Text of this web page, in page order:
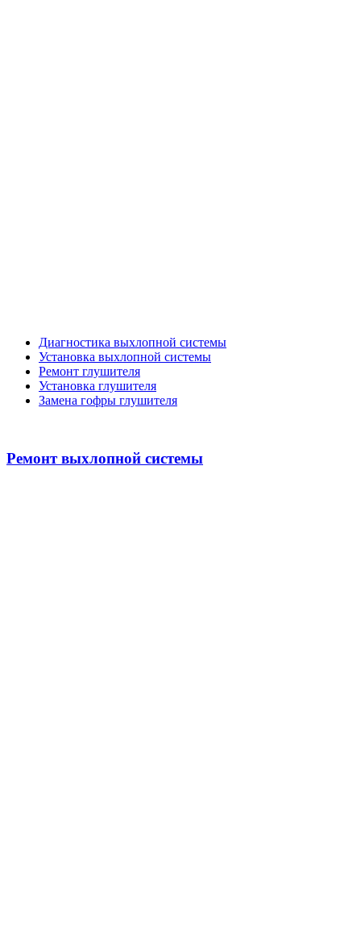
Диагностика выхлопной системы
Установка выхлопной системы
Ремонт глушителя
Установка глушителя
Замена гофры глушителя
Ремонт выхлопной системы